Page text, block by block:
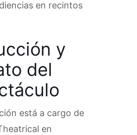
en recintos
y
del
está a cargo de
en